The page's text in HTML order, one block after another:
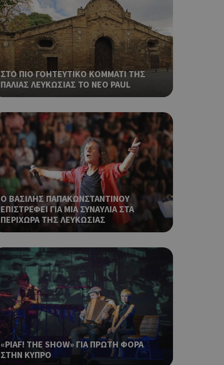
ΣΤΟ ΠΙΟ ΓΟΗΤΕΥΤΙΚΟ ΚΟΜΜΑΤΙ ΤΗΣ
ΠΑΛΙΑΣ ΛΕΥΚΩΣΙΑΣ ΤΟ ΝΕΟ PAUL
Ο ΒΑΣΙΛΗΣ ΠΑΠΑΚΩΝΣΤΑΝΤΙΝΟΥ
ΕΠΙΣΤΡΕΦΕΙ ΓΙΑ ΜΙΑ ΣΥΝΑΥΛΙΑ ΣΤΑ
ΠΕΡΙΧΩΡΑ ΤΗΣ ΛΕΥΚΩΣΙΑΣ
«PIAF! THE SHOW» ΓΙΑ ΠΡΩΤΗ ΦΟΡΑ
ΣΤΗΝ ΚΥΠΡΟ
που
για ένα
μεταβλητών
είναι
ο
ένα καλό
σελίδων.
στον χρήστη
όπως είναι το
push down
διάκριση
είναι
να
τη χρήση του
δηλαδή να
στον χρήστη
είναι το
push down
δηλαδή να
στον χρήστη
όπως είναι το
push down
δηλαδή να
στον χρήστη
είναι το
push down